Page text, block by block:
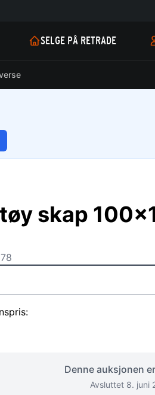
SELGE PÅ RETRADE
skap
Denne auksjonen
Avsluttet 8. juni